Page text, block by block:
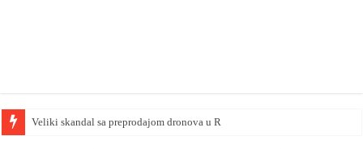
Veliki skandal sa preprodajom dronova u Rusiji — počela hapšenja